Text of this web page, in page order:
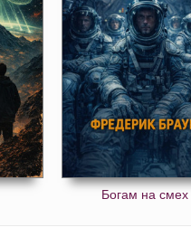
Богам на смех